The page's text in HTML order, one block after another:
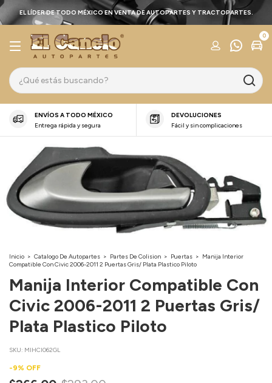
EL LÍDER DE TODO MÉXICO EN VENTA DE AUTOPARTES Y TRACTOPARTES.
0
ENVÍOS A TODO MÉXICO
Entrega rápida y segura
DEVOLUCIONES
Fácil y sin complicaciones
Inicio > Catalogo De Autopartes > Partes De Colision > Puertas > Manija Interior
Compatible Con Civic 2006-2011 2 Puertas Gris/ Plata Plastico Piloto
Manija Interior Compatible Con
Civic 2006-2011 2 Puertas Gris/
Plata Plastico Piloto
SKU: MIHCI062GL
-9% OFF